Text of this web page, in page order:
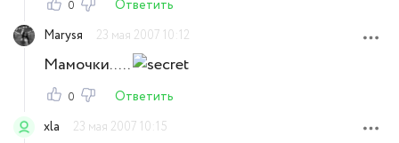
0
Ответить
Marysя
23 мая 2007 10:12
Мамочки.....
0
Ответить
xla
23 мая 2007 10:15